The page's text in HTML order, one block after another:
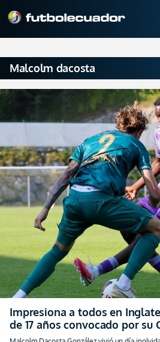
Malcolm dacosta
Impresiona a todos en
de 17 años convocado por su
League!